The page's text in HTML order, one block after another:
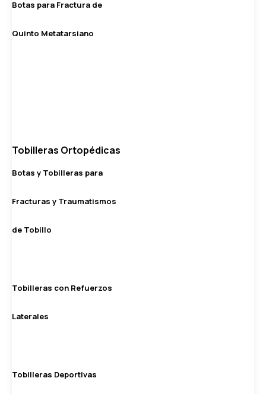
Botas para Fractura de
Quinto Metatarsiano
Tobilleras Ortopédicas
Botas y Tobilleras para
Fracturas y Traumatismos
de Tobillo
Tobilleras con Refuerzos
Laterales
Tobilleras Deportivas